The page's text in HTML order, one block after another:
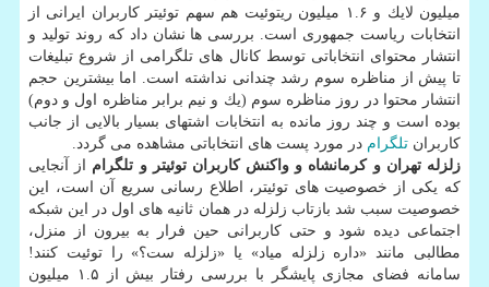
میلیون لایك و ۱.۶ میلیون ریتوئیت هم سهم توئیتر كاربران ایرانی از
انتخابات ریاست جمهوری است. بررسی ها نشان داد كه روند تولید و
انتشار محتوای انتخاباتی توسط كانال های تلگرامی از شروع تبلیغات
تا پیش از مناظره سوم رشد چندانی نداشته است. اما بیشترین حجم
انتشار محتوا در روز مناظره سوم (یك و نیم برابر مناظره اول و دوم)
بوده است و چند روز مانده به انتخابات اشتهای بسیار بالایی از جانب
كاربران تلگرام در مورد پست های انتخاباتی مشاهده می گردد.
زلزله تهران و كرمانشاه و واكنش كاربران توئیتر و تلگرام از آنجایی
كه یكی از خصوصیت های توئیتر، اطلاع رسانی سریع آن است، این
خصوصیت سبب شد بازتاب زلزله در همان ثانیه های اول در این شبكه
اجتماعی دیده شود و حتی كاربرانی حین فرار به بیرون از منزل،
مطالبی مانند «داره زلزله میاد» یا «زلزله ست؟» را توئیت كنند!
سامانه فضای مجازی پایشگر با بررسی رفتار بیش از ۱.۵ میلیون